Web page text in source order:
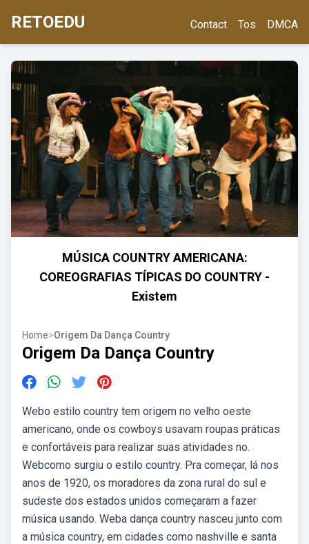
RETOEDU Contact Tos DMCA
MÚSICA COUNTRY AMERICANA:
COREOGRAFIAS TÍPICAS DO COUNTRY -
Existem
Home>Origem Da Dança Country
Origem Da Dança Country
Webo estilo country tem origem no velho oeste
americano, onde os cowboys usavam roupas práticas
e confortáveis para realizar suas atividades no.
Webcomo surgiu o estilo country. Pra começar, lá nos
anos de 1920, os moradores da zona rural do sul e
sudeste dos estados unidos começaram a fazer
música usando. Weba dança country nasceu junto com
a música country, em cidades como nashville e santa